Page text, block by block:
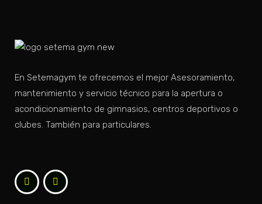
En Setemagym te ofrecemos el mejor Asesoramiento,
mantenimiento y servicio técnico para la apertura o
acondicionamiento de gimnasios, centros deportivos o
clubes. También para particulares.